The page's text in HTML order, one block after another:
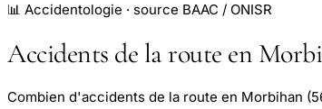
📊 Accidentologie · source BAAC / ONISR
Accidents de la route en
Combien d'accidents de la route en Morbihan